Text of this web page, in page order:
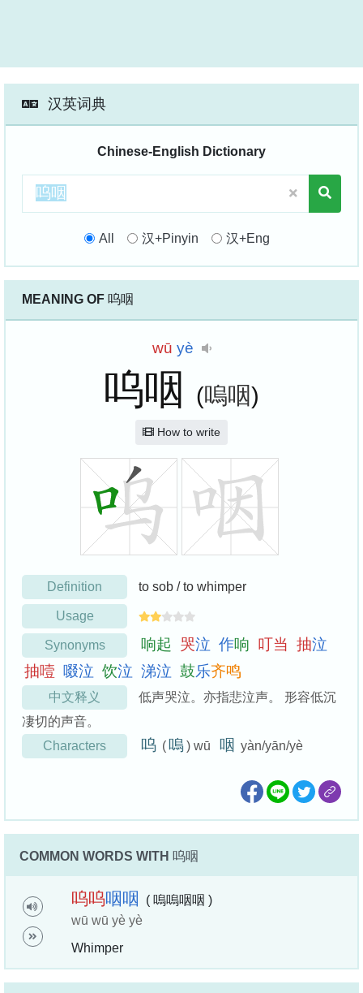
汉英词典
Chinese-English Dictionary
All 汉+Pinyin 汉+Eng
MEANING OF 呜咽
wū yè
呜咽 (嗚咽)
How to write
Definition to sob / to whimper
Usage
Synonyms 响起 哭泣 作响 叮当 抽泣
抽噎 啜泣 饮泣 涕泣 鼓乐齐鸣
中文释义
低声哭泣。亦指悲泣声。 形容低沉
凄切的声音。
Characters
呜 ( 嗚 ) wū 咽 yàn/yān/yè
COMMON WORDS WITH 呜咽
呜呜咽咽
( 嗚嗚咽咽 )
wū wū yè yè
Whimper